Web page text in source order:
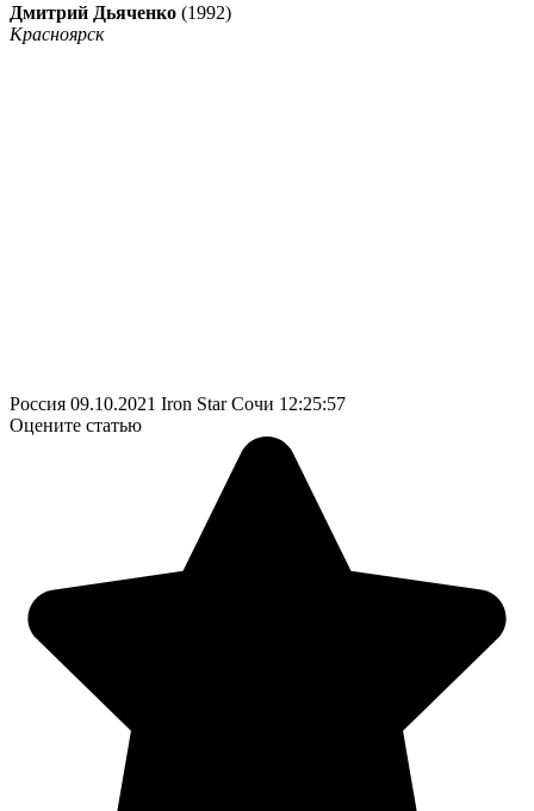
Дмитрий Дьяченко (1992)
Красноярск
Россия 09.10.2021 Iron Star Сочи 12:25:57
Оцените статью